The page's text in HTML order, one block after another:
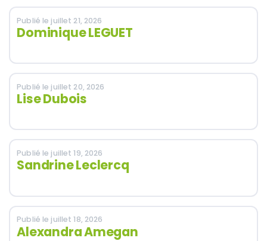
Publié le juillet 21, 2026
Dominique LEGUET
Publié le juillet 20, 2026
Lise Dubois
Publié le juillet 19, 2026
Sandrine Leclercq
Publié le juillet 18, 2026
Alexandra Amegan